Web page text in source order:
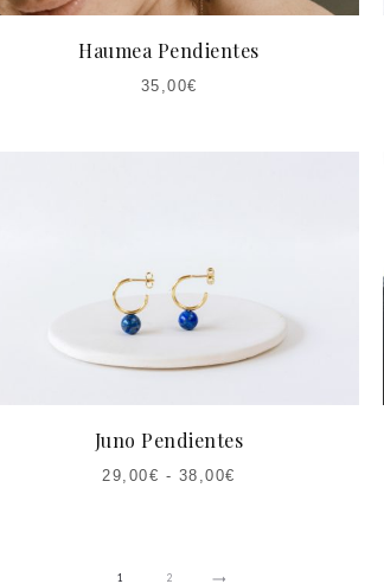
Haumea Pendientes
35,00€
Juno Pendientes
29,00€ - 38,00€
1 2